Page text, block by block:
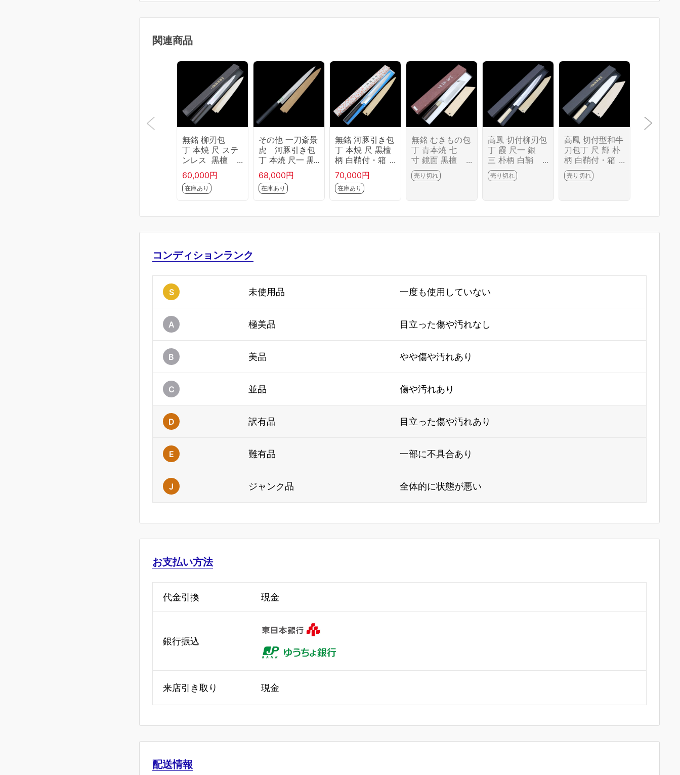
関連商品
無銘 柳刃包
丁 本焼 尺 ステ
ンレス 黒檀
柄 白鞘付・箱
付 KN02-B6412
-2L4
60,000円
在庫あり
その他 一刀斎景
虎 河豚引き包
丁 本焼 尺一 黒
檀柄 白鞘付 名
入 KN02-B6518
-2L4
68,000円
在庫あり
無銘 河豚引き包
丁 本焼 尺 黒檀
柄 白鞘付・箱
付 KN02-B6213
-2L4
70,000円
在庫あり
無銘 むきもの包
丁 青本焼 七
寸 鏡面 黒檀
柄 白鞘付・箱
付 KN02-B6212
売り切れ
高鳳 切付柳刃包
丁 霞 尺一 銀
三 朴柄 白鞘
付・箱付 KN02-
B5766-2L4
売り切れ
高鳳 切付型和牛
刀包丁 尺 輝 朴
柄 白鞘付・箱
付 KN02-B5768
-2L4
売り切れ
コンディションランク
S 未使用品 一度も使用していない
A 極美品 目立った傷や汚れなし
B 美品 やや傷や汚れあり
C 並品 傷や汚れあり
D 訳有品 目立った傷や汚れあり
E 難有品 一部に不具合あり
J ジャンク品 全体的に状態が悪い
お支払い方法
代金引換 現金
銀行振込
来店引き取り 現金
配送情報